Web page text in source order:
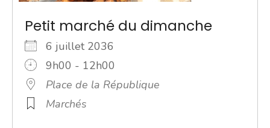
Petit marché du dimanche
6 juillet 2036
9h00 - 12h00
Place de la République
Marchés